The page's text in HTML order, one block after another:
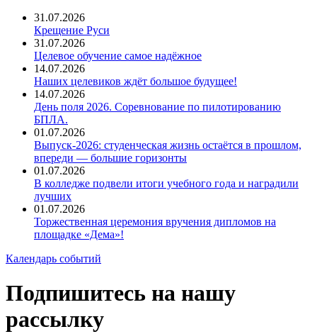
31.07.2026
Крещение Руси
31.07.2026
Целевое обучение самое надёжное
14.07.2026
Наших целевиков ждёт большое будущее!
14.07.2026
День поля 2026. Соревнование по пилотированию
БПЛА.
01.07.2026
Выпуск-2026: студенческая жизнь остаётся в прошлом,
впереди — большие горизонты
01.07.2026
В колледже подвели итоги учебного года и наградили
лучших
01.07.2026
Торжественная церемония вручения дипломов на
площадке «Дема»!
Календарь событий
Подпишитесь на нашу
рассылку